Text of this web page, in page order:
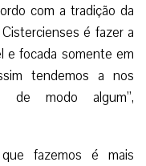
com a tradição da
é fazer a
e focada somente em
tendemos a nos
de modo algum”,
fazemos é mais